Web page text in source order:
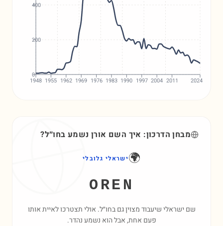
1948 1955 1962 1969 1976 1983 1990 1997 2004 2011 2024
0
200
400
מבחן הדרכון: איך השם אורן נשמע בחו״ל?
🌍ישראלי גלובלי
OREN
שם ישראלי שיעבוד מצוין גם בחו״ל. אולי תצטרכו לאיית אותו
פעם אחת, אבל הוא נשמע נהדר.